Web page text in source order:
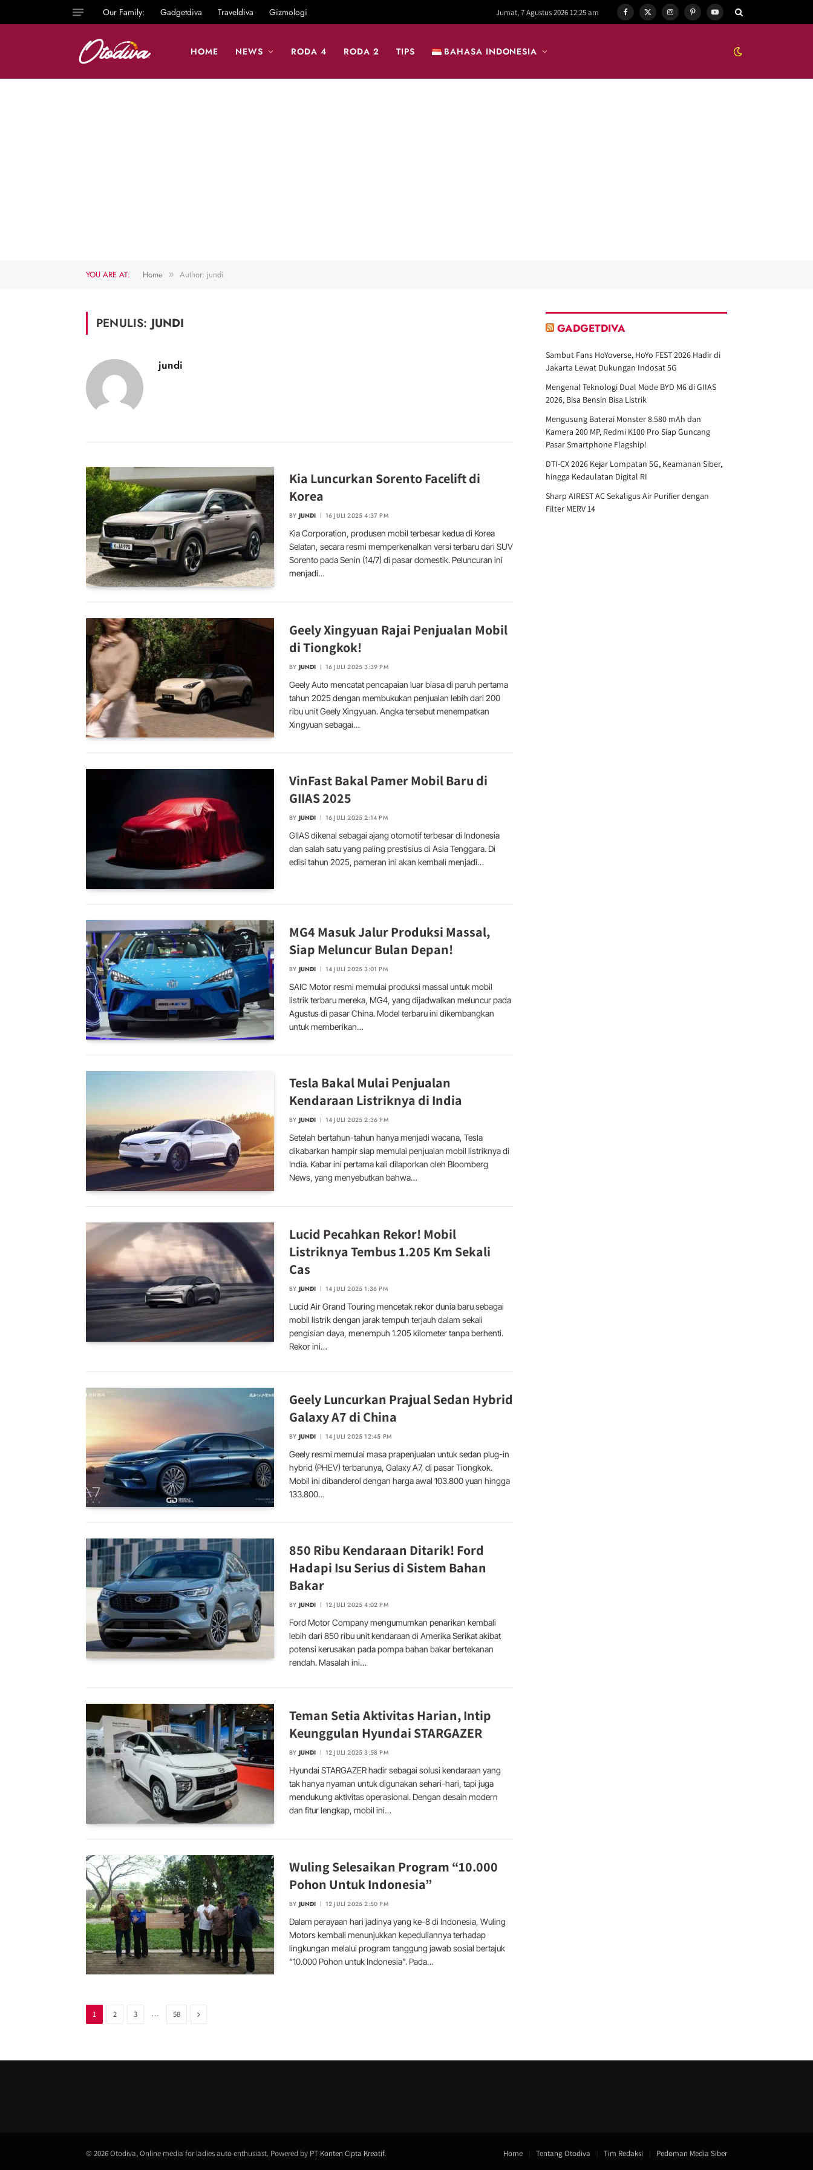
Our Family: Gadgetdiva Traveldiva Gizmologi Jumat, 7 Agustus 2026 12:25 am Facebook
X
InstagramPinterestYouTube
HOME NEWS RODA 4 RODA 2 TIPS BAHASA INDONESIA
YOU ARE AT: Home » Author: jundi
PENULIS: JUNDI
jundi
Kia Luncurkan Sorento Facelift di
Korea
BY JUNDI 16 JULI 2025 4:37 PM
Kia Corporation, produsen mobil terbesar kedua di Korea
Selatan, secara resmi memperkenalkan versi terbaru dari SUV
Sorento pada Senin (14/7) di pasar domestik. Peluncuran ini
menjadi…
Geely Xingyuan Rajai Penjualan Mobil
di Tiongkok!
BY JUNDI 16 JULI 2025 3:39 PM
Geely Auto mencatat pencapaian luar biasa di paruh pertama
tahun 2025 dengan membukukan penjualan lebih dari 200
ribu unit Geely Xingyuan. Angka tersebut menempatkan
Xingyuan sebagai…
VinFast Bakal Pamer Mobil Baru di
GIIAS 2025
BY JUNDI 16 JULI 2025 2:14 PM
GIIAS dikenal sebagai ajang otomotif terbesar di Indonesia
dan salah satu yang paling prestisius di Asia Tenggara. Di
edisi tahun 2025, pameran ini akan kembali menjadi…
MG4 Masuk Jalur Produksi Massal,
Siap Meluncur Bulan Depan!
BY JUNDI 14 JULI 2025 3:01 PM
SAIC Motor resmi memulai produksi massal untuk mobil
listrik terbaru mereka, MG4, yang dijadwalkan meluncur pada
Agustus di pasar China. Model terbaru ini dikembangkan
untuk memberikan…
Tesla Bakal Mulai Penjualan
Kendaraan Listriknya di India
BY JUNDI 14 JULI 2025 2:36 PM
Setelah bertahun-tahun hanya menjadi wacana, Tesla
dikabarkan hampir siap memulai penjualan mobil listriknya di
India. Kabar ini pertama kali dilaporkan oleh Bloomberg
News, yang menyebutkan bahwa…
Lucid Pecahkan Rekor! Mobil
Listriknya Tembus 1.205 Km Sekali
Cas
BY JUNDI 14 JULI 2025 1:36 PM
Lucid Air Grand Touring mencetak rekor dunia baru sebagai
mobil listrik dengan jarak tempuh terjauh dalam sekali
pengisian daya, menempuh 1.205 kilometer tanpa berhenti.
Rekor ini…
Geely Luncurkan Prajual Sedan Hybrid
Galaxy A7 di China
BY JUNDI 14 JULI 2025 12:45 PM
Geely resmi memulai masa prapenjualan untuk sedan plug-in
hybrid (PHEV) terbarunya, Galaxy A7, di pasar Tiongkok.
Mobil ini dibanderol dengan harga awal 103.800 yuan hingga
133.800…
850 Ribu Kendaraan Ditarik! Ford
Hadapi Isu Serius di Sistem Bahan
Bakar
BY JUNDI 12 JULI 2025 4:02 PM
Ford Motor Company mengumumkan penarikan kembali
lebih dari 850 ribu unit kendaraan di Amerika Serikat akibat
potensi kerusakan pada pompa bahan bakar bertekanan
rendah. Masalah ini…
Teman Setia Aktivitas Harian, Intip
Keunggulan Hyundai STARGAZER
BY JUNDI 12 JULI 2025 3:58 PM
Hyundai STARGAZER hadir sebagai solusi kendaraan yang
tak hanya nyaman untuk digunakan sehari-hari, tapi juga
mendukung aktivitas operasional. Dengan desain modern
dan fitur lengkap, mobil ini…
Wuling Selesaikan Program “10.000
Pohon Untuk Indonesia”
BY JUNDI 12 JULI 2025 2:50 PM
Dalam perayaan hari jadinya yang ke-8 di Indonesia, Wuling
Motors kembali menunjukkan kepeduliannya terhadap
lingkungan melalui program tanggung jawab sosial bertajuk
“10.000 Pohon untuk Indonesia”. Pada…
1 2 3 … 58 Next
GADGETDIVA
Sambut Fans HoYoverse, HoYo FEST 2026 Hadir di
Jakarta Lewat Dukungan Indosat 5G
Mengenal Teknologi Dual Mode BYD M6 di GIIAS
2026, Bisa Bensin Bisa Listrik
Mengusung Baterai Monster 8.580 mAh dan
Kamera 200 MP, Redmi K100 Pro Siap Guncang
Pasar Smartphone Flagship!
DTI-CX 2026 Kejar Lompatan 5G, Keamanan Siber,
hingga Kedaulatan Digital RI
Sharp AIREST AC Sekaligus Air Purifier dengan
Filter MERV 14
© 2026 Otodiva, Online media for ladies auto enthusiast. Powered by PT Konten Cipta Kreatif. Home Tentang Otodiva Tim Redaksi Pedoman Media Siber